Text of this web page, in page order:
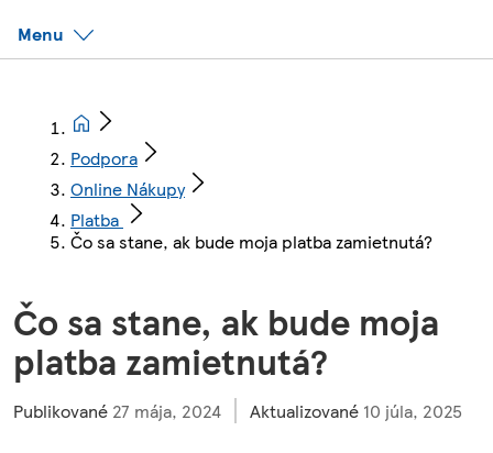
Menu
Podpora
Online Nákupy
Platba
Čo sa stane, ak bude moja platba zamietnutá?
Čo sa stane, ak bude moja
platba zamietnutá?
Publikované 27 mája, 2024 Aktualizované 10 júla, 2025